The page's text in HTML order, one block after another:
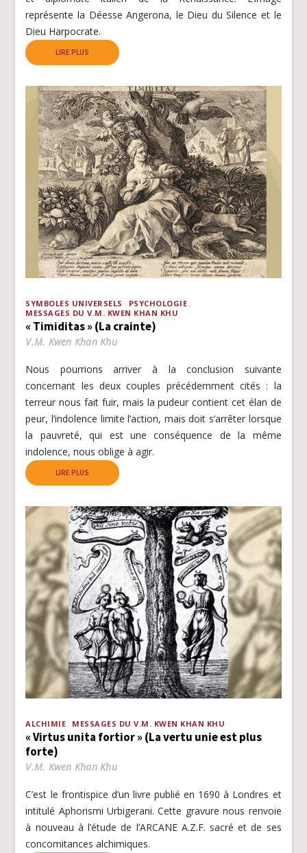
représente la Déesse Angerona, le Dieu du Silence et le
Dieu Harpocrate.
LIRE PLUS
SYMBOLES UNIVERSELS
PSYCHOLOGIE
MESSAGES DU V.M. KWEN KHAN KHU
« Timiditas » (La crainte)
V.M. Kwen Khan Khu
Nous pourrions arriver à la conclusion suivante
concernant les deux couples précédemment cités : la
terreur nous fait fuir, mais la pudeur contient cet élan de
peur, l’indolence limite l’action, mais doit s’arrêter lorsque
la pauvreté, qui est une conséquence de la même
indolence, nous oblige à agir.
LIRE PLUS
ALCHIMIE MESSAGES DU V.M. KWEN KHAN KHU
« Virtus unita fortior » (La vertu unie est plus
forte)
V.M. Kwen Khan Khu
C’est le frontispice d’un livre publié en 1690 à Londres et
intitulé Aphorismi Urbigerani. Cette gravure nous renvoie
à nouveau à l’étude de l’ARCANE A.Z.F. sacré et de ses
concomitances alchimiques.